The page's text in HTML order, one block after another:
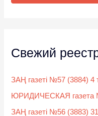
Свежий
ЗАҢ газеті №57 (3884) 4
ЮРИДИЧЕСКАЯ газета
ЗАҢ газеті №56 (3883)